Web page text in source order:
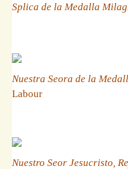
Splica de la Medalla
Nuestra Seora de la
Labour
Nuestro Seor Jesucristo,